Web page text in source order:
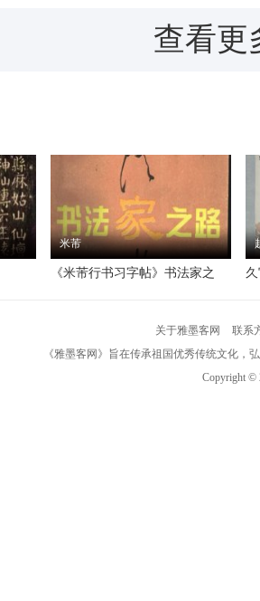
查看更
米芾
《米芾行书习字帖》书法家之
关于雅墨客网
联系
《雅墨客网》旨在传承祖国优秀传统文化，
Copyright ©